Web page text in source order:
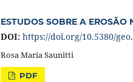
ESTUDOS SOBRE A
DOI: https://doi.org/10.5380/
Rosa Maria Saunitti
PDF